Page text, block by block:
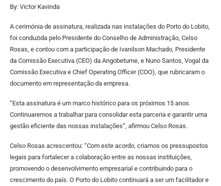
By: Victor Kavinda
A cerimónia de assinatura, realizada nas instalações do Porto do Lobito,
foi conduzida pelo Presidente do Conselho de Administração, Celso
Rosas, e contou com a participação de Ivanilson Machado, Presidente
da Comissão Executiva (CEO) da Angobetume, e Nuno Santos, Vogal da
Comissão Executiva e Chief Operating Officer (COO), que rubricaram o
documento em representação da empresa.
“Esta assinatura é um marco histórico para os próximos 15 anos.
Continuaremos a trabalhar para consolidar esta parceria e garantir uma
gestão eficiente das nossas instalações”, afirmou Celso Rosas.
Celso Rosas acrescentou: “Com este acordo, criamos os pressupostos
legais para fortalecer a colaboração entre as nossas instituições,
promovendo o desenvolvimento empresarial e contribuindo para o
crescimento do país. O Porto do Lobito continuará a ser um facilitador e